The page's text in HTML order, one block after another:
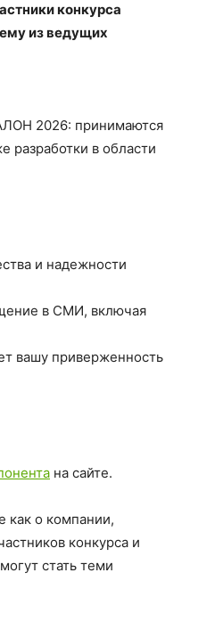
конкурса
из ведущих
2026: принимаются
разработки в области
и надежности
в СМИ, включая
вашу приверженность
на сайте.
как о компании,
конкурса и
стать теми